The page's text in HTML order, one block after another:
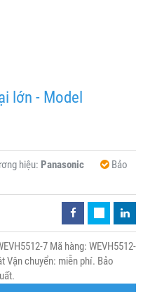
lớn - Model
hiệu: Panasonic
Bảo
7 Mã hàng: WEVH5512-
Vận chuyển: miễn phí. Bảo